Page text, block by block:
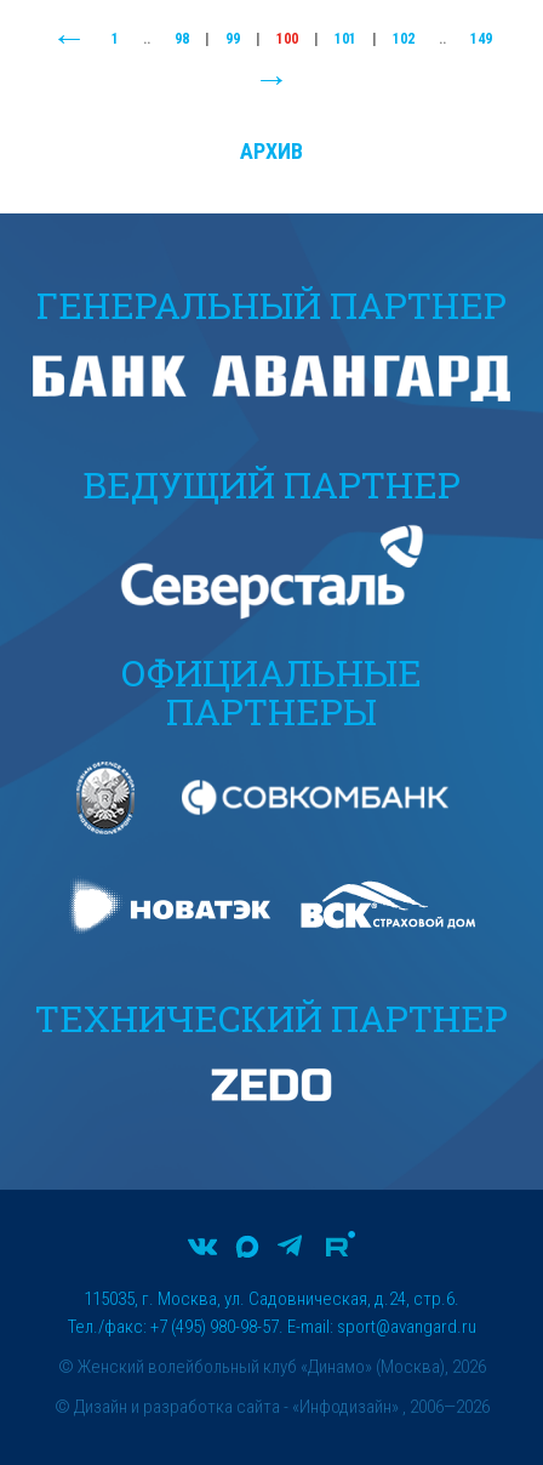
1 .. 98 99 100 101 102 .. 149
АРХИВ
ГЕНЕРАЛЬНЫЙ ПАРТНЕР
ВЕДУЩИЙ ПАРТНЕР
ОФИЦИАЛЬНЫЕ
ПАРТНЕРЫ
ТЕХНИЧЕСКИЙ ПАРТНЕР
© Женский волейбольный клуб «Динамо» (Москва), 2026
115035, г. Москва, ул. Садовническая, д.24, стр.6.
Тел./факс: +7 (495) 980-98-57. E-mail: sport@avangard.ru
© Дизайн и разработка сайта - «Инфодизайн» , 2006—2026